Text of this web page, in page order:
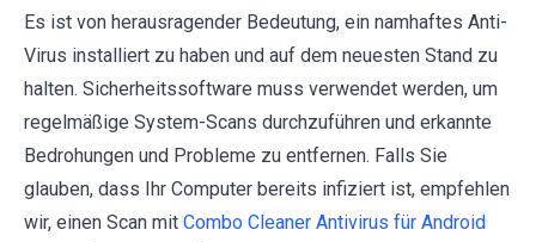
Es ist von herausragender Bedeutung, ein namhaftes Anti-
Virus installiert zu haben und auf dem neuesten Stand zu
halten. Sicherheitssoftware muss verwendet werden, um
regelmäßige System-Scans durchzuführen und erkannte
Bedrohungen und Probleme zu entfernen. Falls Sie
glauben, dass Ihr Computer bereits infiziert ist, empfehlen
wir, einen Scan mit Combo Cleaner Antivirus für Android